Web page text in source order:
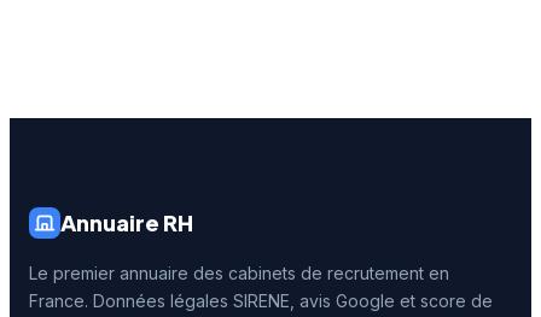
Annuaire RH
Le premier annuaire des cabinets de recrutement en
France. Données légales SIRENE, avis Google et score de